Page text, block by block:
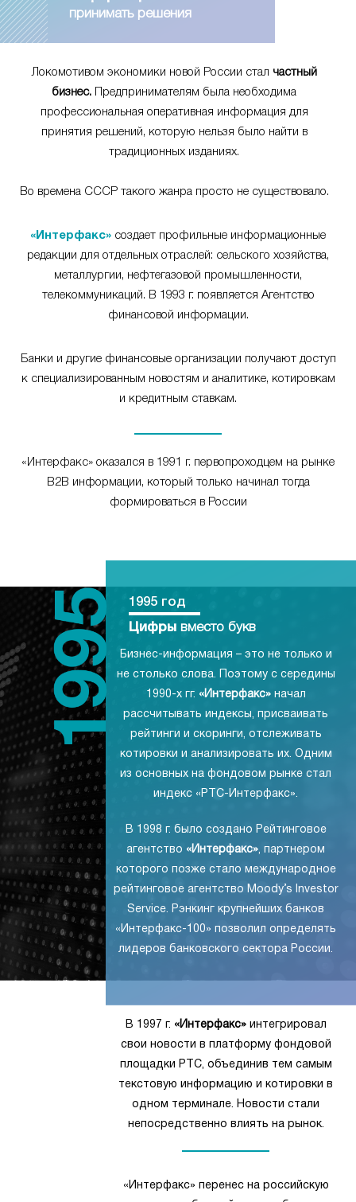
принимать решения
Локомотивом экономики новой России стал частный
бизнес. Предпринимателям была необходима
профессиональная оперативная информация для
принятия решений, которую нельзя было найти в
традиционных изданиях.
Во времена СССР такого жанра просто не существовало.
«Интерфакс» создает профильные информационные
редакции для отдельных отраслей: сельского хозяйства,
металлургии, нефтегазовой промышленности,
телекоммуникаций. В 1993 г. появляется Агентство
финансовой информации.
Банки и другие финансовые организации получают доступ
к специализированным новостям и аналитике, котировкам
и кредитным ставкам.
«Интерфакс» оказался в 1991 г. первопроходцем на рынке
B2B информации, который только начинал тогда
формироваться в России
1995 год
Цифры вместо букв
Бизнес-информация – это не только и
не столько слова. Поэтому с середины
1990-х гг. «Интерфакс»начал
рассчитывать индексы, присваивать
рейтинги и скоринги, отслеживать
котировки и анализировать их. Одним
из основных на фондовом рынке стал
индекс «РТС-Интерфакс».
В 1998 г. было создано Рейтинговое
агентство «Интерфакс», партнером
которого позже стало международное
рейтинговое агентство Moody’s Investor
Service. Рэнкинг крупнейших банков
«Интерфакс-100» позволил определять
лидеров банковского сектора России.
В 1997 г. «Интерфакс»интегрировал
свои новости в платформу фондовой
площадки РТС, объединив тем самым
текстовую информацию и котировки в
одном терминале. Новости стали
непосредственно влиять на рынок.
«Интерфакс» перенес на российскую